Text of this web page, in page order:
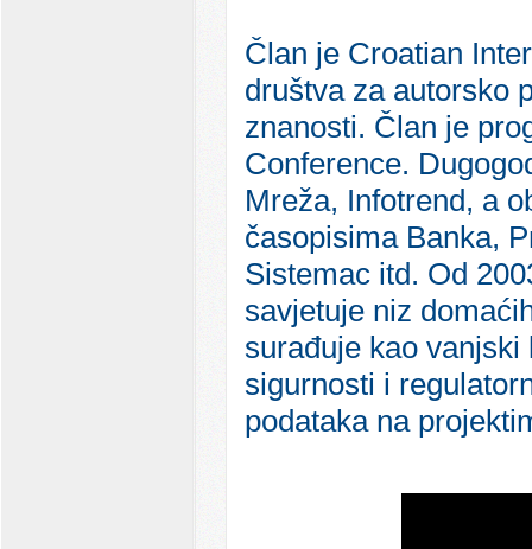
Član je Croatian
društva za autorsko
znanosti. Član je
Conference.
Mreža, Infotrend, a
časopisima Banka,
Sistemac itd. Od
savjetuje niz
surađuje kao
sigurnosti i
podataka na